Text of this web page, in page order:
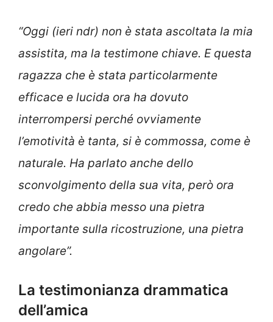
“Oggi (ieri ndr) non è stata ascoltata la mia
assistita, ma la testimone chiave. E questa
ragazza che è stata particolarmente
efficace e lucida ora ha dovuto
interrompersi perché ovviamente
l’emotività è tanta, si è commossa, come è
naturale. Ha parlato anche dello
sconvolgimento della sua vita, però ora
credo che abbia messo una pietra
importante sulla ricostruzione, una pietra
angolare”.
La testimonianza drammatica
dell’amica